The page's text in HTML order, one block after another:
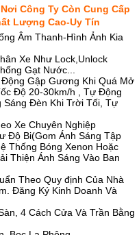
Công Ty Còn Cung Cấp
Lượng Cao-Uy Tín
Âm Thanh-Hình Ảnh Kia
Xe Như Lock,Unlock
Gạt Nước...
Gập Gương Khi Quá Mở
Độ 20-30km/h , Tự Động
Đèn Khi Trời Tối, Tự
Xe Chuyên Nghiệp
Độ Bi(Gom Ánh Sáng Tập
Thống Bóng Xenon Hoặc
Thiện Ánh Sáng Vào Ban
Theo Quy định Của Nhà
Đăng Ký Kinh Doanh Và
4 Cách Cửa Và Trần Bằng